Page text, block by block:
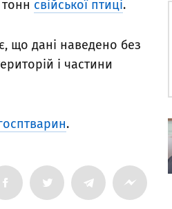
свійської птиці.
що дані наведено без
і частини
.